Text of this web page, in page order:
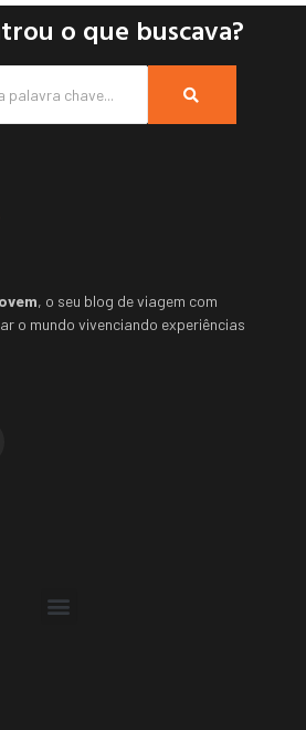
o que buscava?
, o seu blog de viagem com
o mundo vivenciando experiências